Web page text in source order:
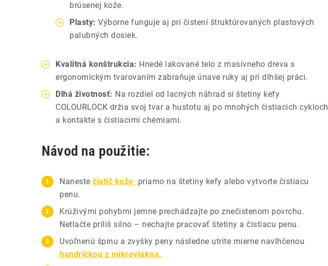
brúsenej kože.
Plasty: Výborne funguje aj pri čistení štruktúrovaných plastových
palubných dosiek.
Kvalitná konštrukcia: Hnedé lakované telo z masívneho dreva s
ergonomickým tvarovaním zabraňuje únave ruky aj pri dlhšej práci.
Dlhá životnosť: Na rozdiel od lacných náhrad si štetiny kefy
COLOURLOCK držia svoj tvar a hustotu aj po mnohých čistiacich cykloch
a kontakte s čistiacimi chémiami.
Návod na použitie:
Naneste čistič kože priamo na štetiny kefy alebo vytvorte čistiacu
penu.
Krúživými pohybmi jemne prechádzajte po znečistenom povrchu.
Netlačte príliš silno – nechajte pracovať štetiny a čistiacu penu.
Uvoľnenú špinu a zvyšky peny následne utrite mierne navlhčenou
handričkou z mikrovlákna.